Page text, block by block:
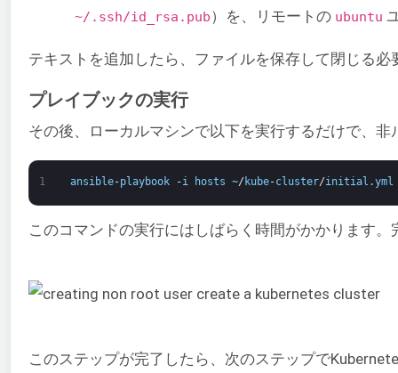
~/.ssh/id_rsa.pub）を、リモートの ubuntu
テキストを追加したら、ファイルを保存して閉じる必
プレイブックの実行
その後、ローカルマシンで以下を実行するだけで、
1 ansible-playbook -i hosts ~/ kube-cluster/initial .yml
このコマンドの実行にはしばらく時間がかかります
このステップが完了したら、次のステップで